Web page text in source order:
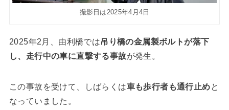
撮影日は2025年4月4日
2025年2月、由利橋では吊り橋の金属製ボルトが落下
し、走行中の車に直撃する事故が発生。
この事故を受けて、しばらくは車も歩行者も通行止めと
なっていました。